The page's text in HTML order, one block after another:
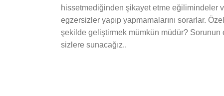
hissetmediğinden şikayet etme eğilimindeler
egzersizler yapıp yapmamalarını sorarlar.
şekilde geliştirmek mümkün müdür? Sorunun
sizlere sunacağız..